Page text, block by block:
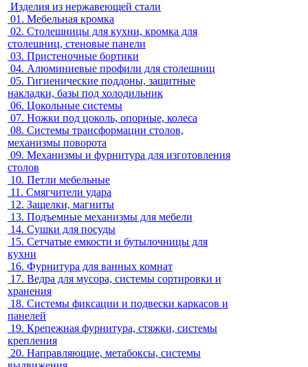
Изделия из нержавеющей стали
01. Мебельная кромка
02. Столешницы для кухни, кромка для
столешниц, стеновые панели
03. Пристеночные бортики
04. Алюминиевые профили для столешниц
05. Гигиенические поддоны, защитные
накладки, базы под холодильник
06. Цокольные системы
07. Ножки под цоколь, опорные, колеса
08. Системы трансформации столов,
механизмы поворота
09. Механизмы и фурнитура для изготовления
столов
10. Петли мебельные
11. Смягчители удара
12. Защелки, магниты
13. Подъемные механизмы для мебели
14. Сушки для посуды
15. Сетчатые емкости и бутылочницы для
кухни
16. Фурнитура для ванных комнат
17. Ведра для мусора, системы сортировки и
хранения
18. Системы фиксации и подвески каркасов и
панелей
19. Крепежная фурнитура, стяжки, системы
крепления
20. Направляющие, метабоксы, системы